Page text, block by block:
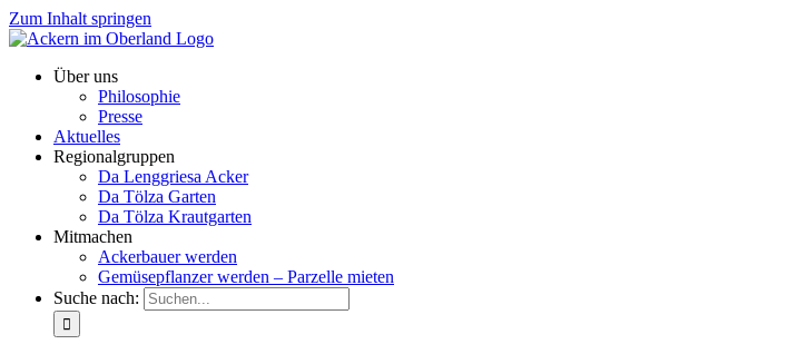
Zum Inhalt springen
Über uns
Philosophie
Presse
Aktuelles
Regionalgruppen
Da Lenggriesa Acker
Da Tölza Garten
Da Tölza Krautgarten
Mitmachen
Ackerbauer werden
Gemüsepflanzer werden – Parzelle mieten
Suche nach: